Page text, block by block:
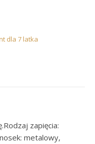
dla 7 latka
zapięcia:
metalowy,